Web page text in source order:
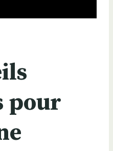
pour